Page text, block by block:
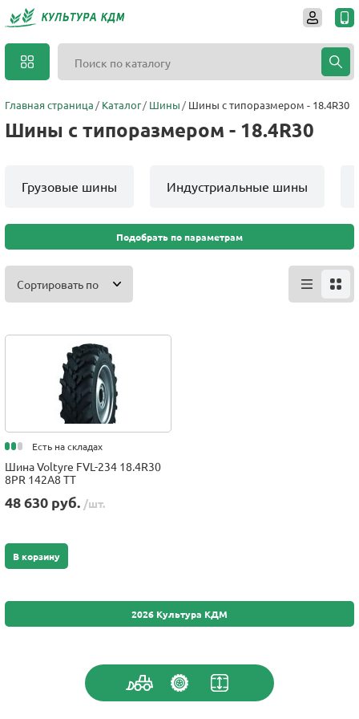
Главная страница Каталог Шины Шины с типоразмером - 18.4R30
Шины с типоразмером - 18.4R30
Грузовые шины Индустриальные шины
Подобрать по параметрам
Сортировать по
Есть на складах
Шина Voltyre FVL-234 18.4R30
8PR 142A8 TT
48 630 руб. /шт.
В корзину
2026 Культура КДМ